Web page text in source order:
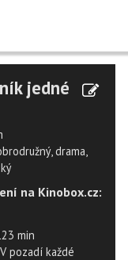
jedné
drama,
na Kinobox.cz:
min
V pozadí každé